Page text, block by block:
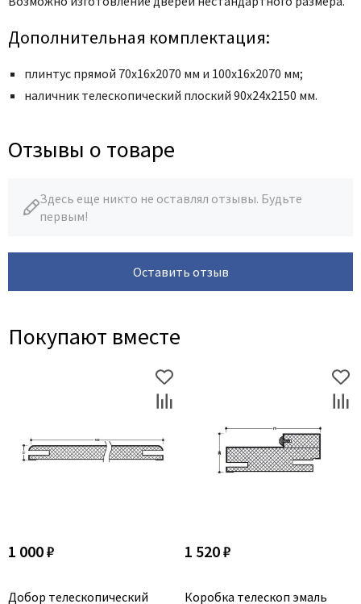
Дополнительная комплектация:
плинтус прямой 70х16х2070 мм и 100х16х2070 мм;
наличник телескопический плоский 90x24x2150 мм.
Отзывы о товаре
Здесь еще никто не оставлял отзывы. Будьте
первым!
Оставить отзыв
Покупают вместе
1 000 ₽
Добор телескопический
1 520 ₽
Коробка телескоп эмаль